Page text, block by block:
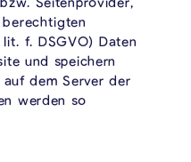
f. DSGVO) Daten
und speichern
auf dem Server der
werden so